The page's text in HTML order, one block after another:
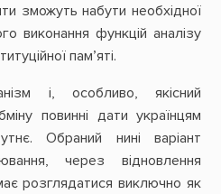
зможуть набути необхідної
виконання функцій аналізу
пам’яті.
і, особливо, якісний
повинні дати українцям
Обраний нині варіант
через відновлення
розглядатися виключно як